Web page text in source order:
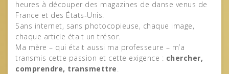
heures à découper des magazines de danse venus de
France et des États‑Unis.
Sans internet, sans photocopieuse, chaque image,
chaque article était un trésor.
Ma mère – qui était aussi ma professeure – m’a
transmis cette passion et cette exigence : chercher,
comprendre, transmettre